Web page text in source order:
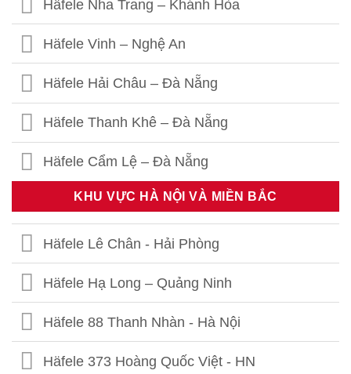
Häfele Nha Trang – Khánh Hòa
Häfele Vinh – Nghệ An
Häfele Hải Châu – Đà Nẵng
Häfele Thanh Khê – Đà Nẵng
Häfele Cẩm Lệ – Đà Nẵng
KHU VỰC HÀ NỘI VÀ MIỀN BẮC
Häfele Lê Chân - Hải Phòng
Häfele Hạ Long – Quảng Ninh
Häfele 88 Thanh Nhàn - Hà Nội
Häfele 373 Hoàng Quốc Việt - HN